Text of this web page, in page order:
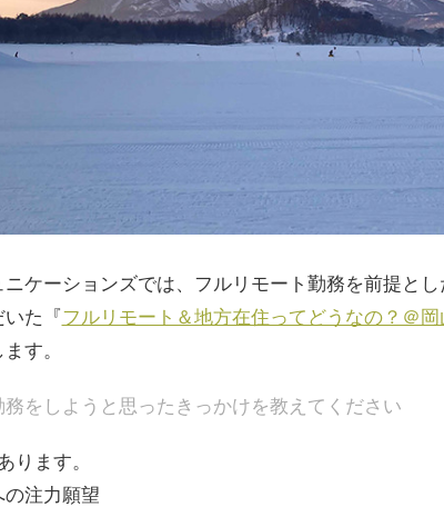
ケーションズでは、フルリモート勤務を前提とし
た『フルリモート＆地方在住ってどうなの？＠岡
す。
務をしようと思ったきっかけを教えてください
ります。
注力願望